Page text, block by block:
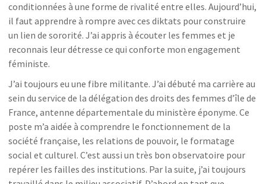
conditionnées à une forme de rivalité entre elles. Aujourd’hui,
il faut apprendre à rompre avec ces diktats pour construire
un lien de sororité. J’ai appris à écouter les femmes et je
reconnais leur détresse ce qui conforte mon engagement
féministe.
J’ai toujours eu une fibre militante. J’ai débuté ma carrière au
sein du service de la délégation des droits des femmes d’île de
France, antenne départementale du ministère éponyme. Ce
poste m’a aidée à comprendre le fonctionnement de la
société française, les relations de pouvoir, le formatage
social et culturel. C’est aussi un très bon observatoire pour
repérer les failles des institutions. Par la suite, j’ai toujours